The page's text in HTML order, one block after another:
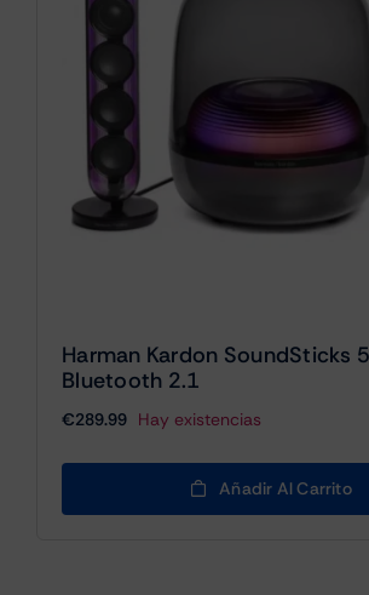
Harman Kardon SoundSticks
Bluetooth 2.1
€289.99 Hay existencias
Añadir Al Carrito